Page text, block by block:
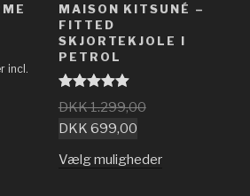
incl.
MAISON KITSUNÉ –
FITTED
SKJORTEKJOLE I
PETROL
Vurderet
5.00 ud af 5
DKK1.299,00
DKK 699,00
Vælg muligheder